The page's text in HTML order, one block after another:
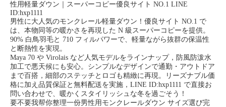
性用軽量ダウン｜スーパーコピー優良サイト NO.1 LINE
ID:hxp1111
男性に大人気のモンクレール軽量ダウン！優良サイト NO.1 で
は、本物同等の暖かさを再現した N 級スーパーコピーを提供。
90% 白鳥羽毛と 710 フィルパワーで、軽量ながら抜群の保温性
と断熱性を実現。
Maya 70 や Virolais など人気モデルをラインナップ，防風防泼水
加工で悪天候にも安心。シンプルなデザインで通勤・アウトドア
まで百搭，細部のステッチとロゴも精緻に再現。リーズナブル価
格に加え品質保証と無料配送を実施，LINE ID:hxp1111 で直接お
問い合わせで、暖かくスタイリッシュな冬を過ごそう！
要不要我帮你整理一份男性用モンクレールダウン サイズ選び完